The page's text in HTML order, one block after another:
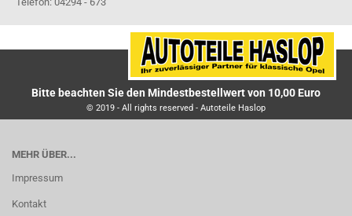
Bitte beachten Sie den Mindestbestellwert von 10,00 Euro
© 2019 - All rights reserved - Autoteile Haslop
MEHR ÜBER...
Impressum
Kontakt